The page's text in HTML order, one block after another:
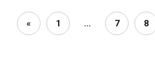
« 1 … 7 8